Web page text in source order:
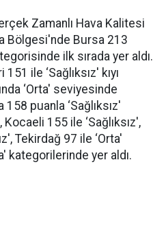
Zamanlı Hava Kalitesi
Bölgesi'nde Bursa 213
ilk sırada yer aldı.
ile ‘Sağlıksız' kıyı
‘Orta' seviyesinde
158 puanla ‘Sağlıksız'
Kocaeli 155 ile ‘Sağlıksız',
Tekirdağ 97 ile ‘Orta'
kategorilerinde yer aldı.